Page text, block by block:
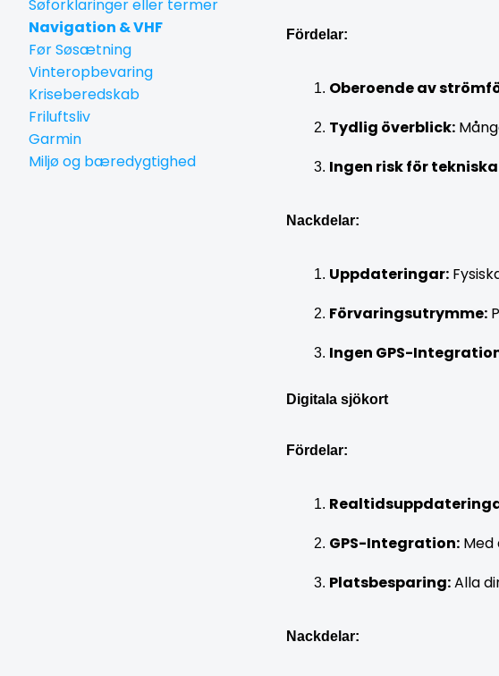
Søforklaringer eller termer
Navigation & VHF
Før Søsætning
Vinteropbevaring
Kriseberedskab
Friluftsliv
Garmin
Miljø og bæredygtighed
Fördelar:
Oberoende av
Tydlig överblick:
Ingen risk för
Nackdelar:
Uppdateringar:
Förvaringsutrymme:
Ingen GPS-
Digitala sjökort
Fördelar:
GPS-Integration:
Platsbesparing: Alla
Nackdelar: